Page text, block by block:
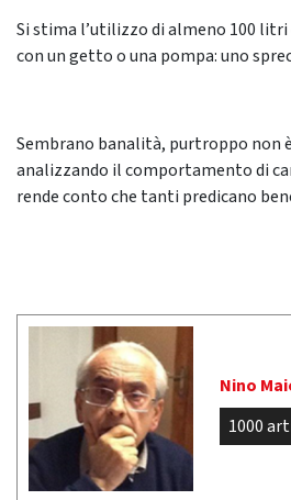
Si stima l’utilizzo di almeno 100 litri
con un getto o una pompa: uno
Sembrano banalità, purtroppo non
analizzando il comportamento di
rende conto che tanti predicano
Nino
1000